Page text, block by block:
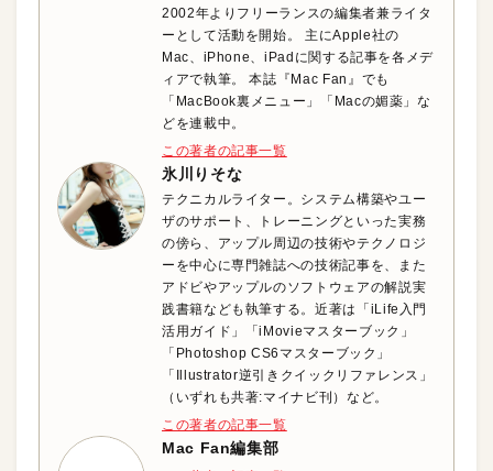
2002年よりフリーランスの編集者兼ライタ
ーとして活動を開始。 主にApple社の
Mac、iPhone、iPadに関する記事を各メデ
ィアで執筆。 本誌『Mac Fan』でも
「MacBook裏メニュー」「Macの媚薬」な
どを連載中。
この著者の記事一覧
氷川りそな
テクニカルライター。システム構築やユー
ザのサポート、トレーニングといった実務
の傍ら、アップル周辺の技術やテクノロジ
ーを中心に専門雑誌への技術記事を、また
アドビやアップルのソフトウェアの解説実
践書籍なども執筆する。近著は「iLife入門
活用ガイド」「iMovieマスターブック」
「Photoshop CS6マスターブック」
「Illustrator逆引きクイックリファレンス」
（いずれも共著:マイナビ刊）など。
この著者の記事一覧
Mac Fan編集部